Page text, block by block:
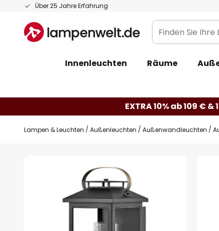
Über 25 Jahre Erfahrung
Zum
springen
Finden
Sie
Leuchte...
Innenleuchten Räume
EXTRA 10% ab 109 € &
Lampen & Leuchten Außenleuchten Außenwandleuchten
Bildgalerie